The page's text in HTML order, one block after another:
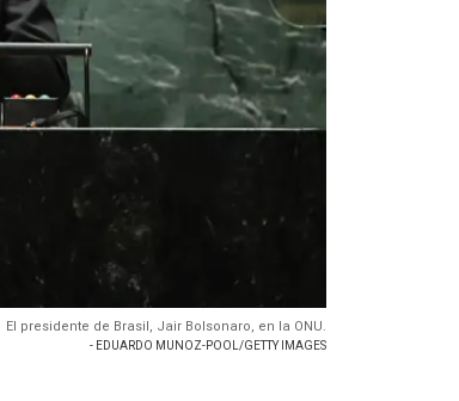
El presidente de Brasil, Jair Bolsonaro, en la ONU.
- EDUARDO MUNOZ-POOL/GETTY IMAGES